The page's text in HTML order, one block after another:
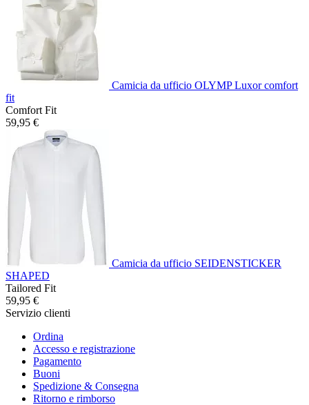
Camicia da ufficio OLYMP Luxor comfort
fit
Comfort Fit
59,95 €
Camicia da ufficio SEIDENSTICKER
SHAPED
Tailored Fit
59,95 €
Servizio clienti
Ordina
Accesso e registrazione
Pagamento
Buoni
Spedizione & Consegna
Ritorno e rimborso